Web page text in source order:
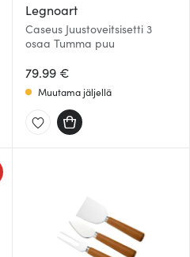
Legnoart
Caseus Juustoveitsisetti 3
osaa Tumma puu
79.99 €
Muutama jäljellä